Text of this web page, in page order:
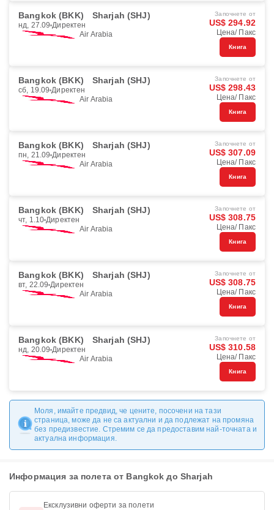
Bangkok (BKK) Sharjah (SHJ)
нд, 27.09 Директен
Air Arabia
Започнете от
US$ 294.92
Цена/ Пакс
Книга
Bangkok (BKK) Sharjah (SHJ)
сб, 19.09 Директен
Air Arabia
Започнете от
US$ 298.43
Цена/ Пакс
Книга
Bangkok (BKK) Sharjah (SHJ)
пн, 21.09 Директен
Air Arabia
Започнете от
US$ 307.09
Цена/ Пакс
Книга
Bangkok (BKK) Sharjah (SHJ)
чт, 1.10 Директен
Air Arabia
Започнете от
US$ 308.75
Цена/ Пакс
Книга
Bangkok (BKK) Sharjah (SHJ)
вт, 22.09 Директен
Air Arabia
Започнете от
US$ 308.75
Цена/ Пакс
Книга
Bangkok (BKK) Sharjah (SHJ)
нд, 20.09 Директен
Air Arabia
Започнете от
US$ 310.58
Цена/ Пакс
Книга
Моля, имайте предвид, че цените, посочени на тази
страница, може да не са актуални и да подлежат на промяна
без предизвестие. Стремим се да предоставим най-точната и
актуална информация.
Информация за полета от Bangkok до Sharjah
Ексклузивни оферти за полети